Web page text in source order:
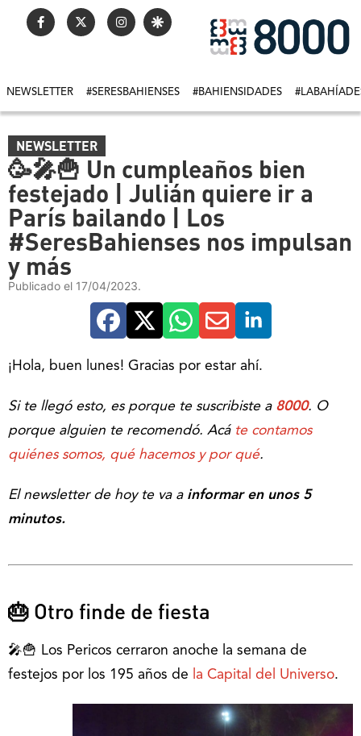
NEWSLETTER #SERESBAHIENSES #BAHIENSIDADES
NEWSLETTER
🥳🎤🍟 Un cumpleaños bien
festejado | Julián quiere ir a
París bailando | Los
#SeresBahienses nos impulsan
y más
Publicado el 17/04/2023.
¡Hola, buen lunes! Gracias por estar ahí.
Si te llegó esto, es porque te suscribiste a 8000. O
porque alguien te recomendó. Acáte contamos
quiénes somos, qué hacemos y por qué.
El newsletter de hoy te va a informar en unos 5
minutos.
🎂 Otro finde de fiesta
🎤🍟 Los Pericos cerraron anoche la semana de
festejos por los 195 años de la Capital del Universo.